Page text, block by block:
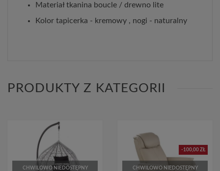
Materiał tkanina boucle / drewno lite
Kolor tapicerka - kremowy , nogi - naturalny
PRODUKTY Z KATEGORII
CHWILOWO NIEDOSTĘPNY
-100,00 ZŁ
CHWILOWO NIEDOSTĘPNY